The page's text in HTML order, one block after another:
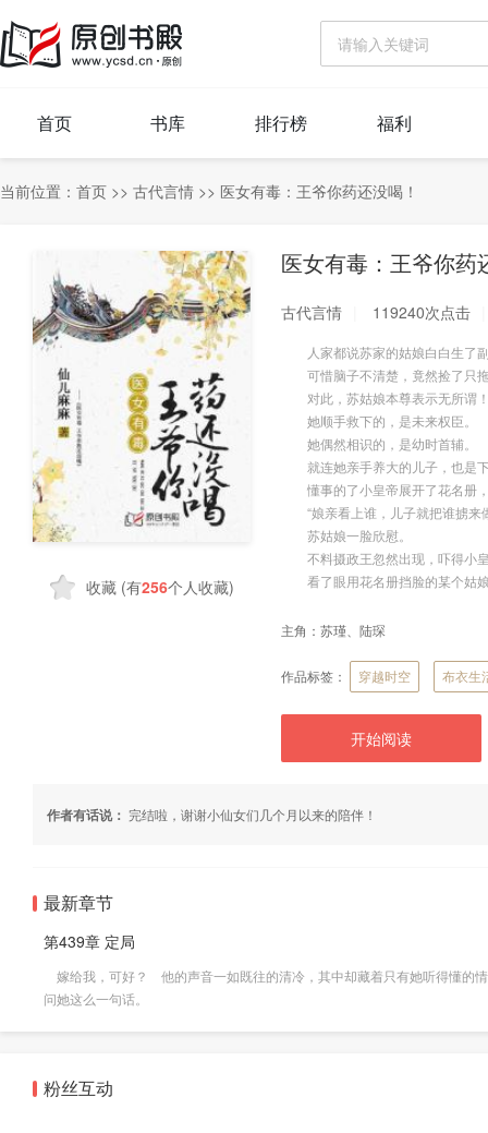
首页 书库 排行榜 福利
当前位置： 首页 >> 古代言情 >> 医女有毒：王爷你药还没喝！
收藏 (有256个人收藏)
医女有毒：王爷你药
古代言情 119240次点击
人家都说苏家的姑娘白白生了
可惜脑子不清楚，竟然捡了只
对此，苏姑娘本尊表示无所谓
她顺手救下的，是未来权臣。
她偶然相识的，是幼时首辅。
就连她亲手养大的儿子，也是
懂事的了小皇帝展开了花名册
“娘亲看上谁，儿子就把谁掳来
苏姑娘一脸欣慰。
不料摄政王忽然出现，吓得小皇
看了眼用花名册挡脸的某个姑娘
主角： 苏瑾、陆琛
作品标签： 穿越时空 布衣生
开始阅读
作者有话说： 完结啦，谢谢小仙女们几个月以来的陪伴！
最新章节
第439章 定局
嫁给我，可好？ 他的声音一如既往的清冷，其中却藏着只有她听得懂的
问她这么一句话。
粉丝互动